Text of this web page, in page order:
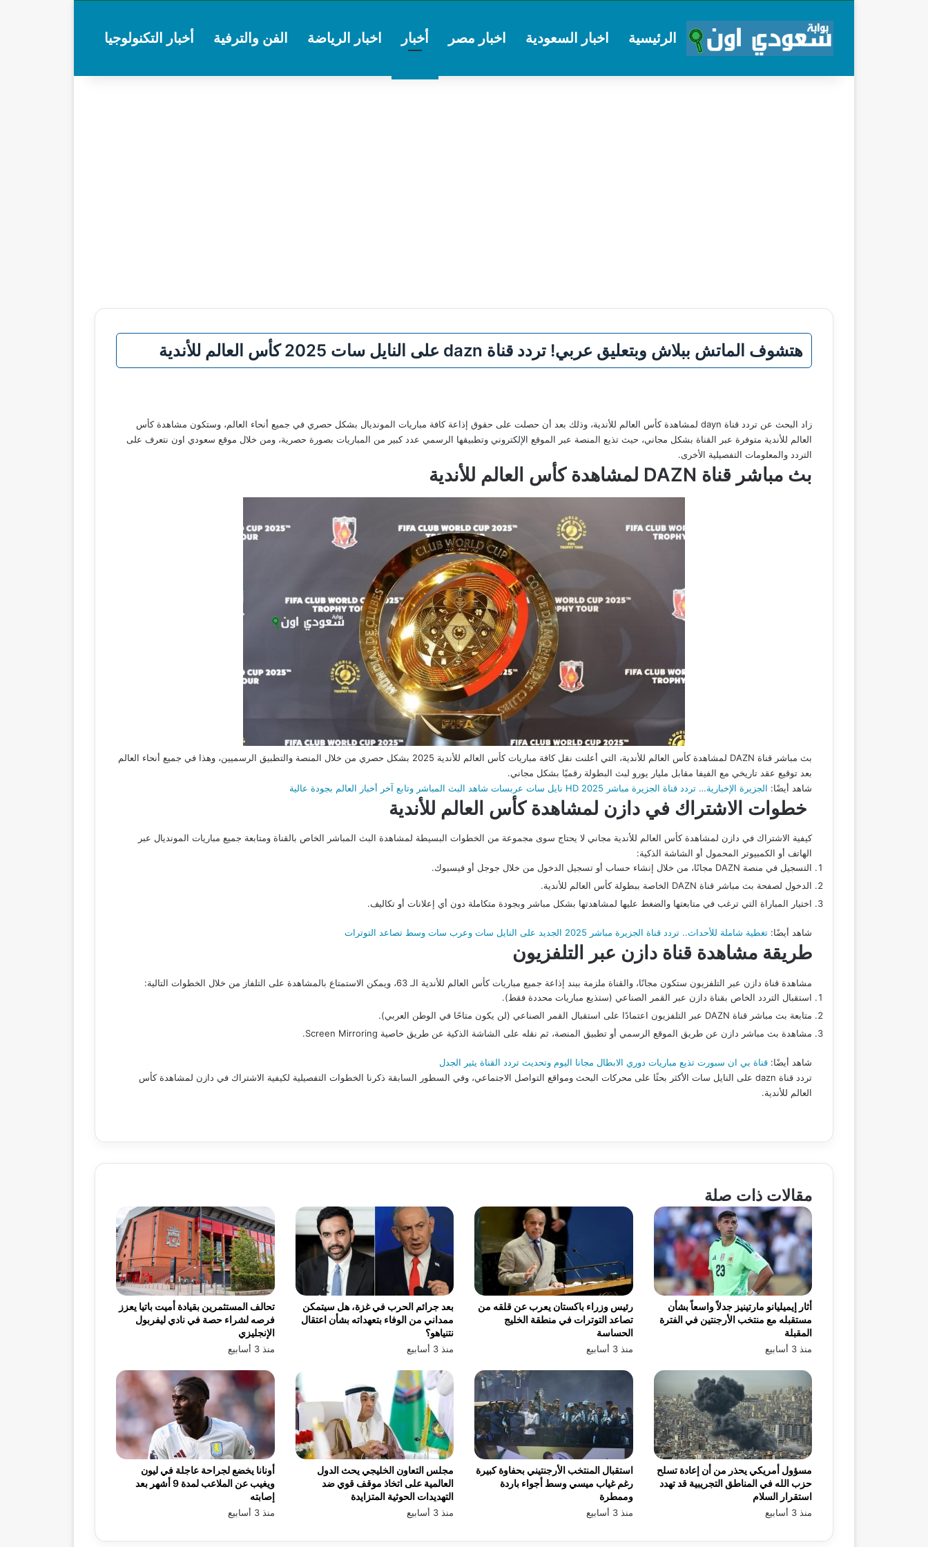
الرئيسية اخبار السعودية اخبار مصر أخبار اخبار الرياضة الفن والترفية أخبار التكنولوجيا
هتشوف الماتش ببلاش وبتعليق عربي! تردد قناة dazn على النايل سات 2025 كأس العالم للأندية
زاد البحث عن تردد قناة dayn لمشاهدة كأس العالم للأندية، وذلك بعد أن حصلت على حقوق إذاعة كافة مباريات المونديال بشكل حصري في جميع أنحاء العالم، وستكون مشاهدة كأس
العالم للأندية متوفرة عبر القناة بشكل مجاني، حيث تذيع المنصة عبر الموقع الإلكتروني وتطبيقها الرسمي عدد كبير من المباريات بصورة حصرية، ومن خلال موقع سعودي اون نتعرف على
التردد والمعلومات التفصيلية الأخرى.
بث مباشر قناة DAZN لمشاهدة كأس العالم للأندية
بث مباشر قناة DAZN لمشاهدة كأس العالم للأندية، التي أعلنت نقل كافة مباريات كأس العالم للأندية 2025 بشكل حصري من خلال المنصة والتطبيق الرسميين، وهذا في جميع أنحاء العالم
بعد توقيع عقد تاريخي مع الفيفا مقابل مليار يورو لبث البطولة رقميًا بشكل مجاني.
شاهد أيضًا: الجزيرة الإخبارية… تردد قناة الجزيرة مباشر HD 2025 نايل سات عربسات شاهد البث المباشر وتابع آخر أخبار العالم بجودة عالية
خطوات الاشتراك في دازن لمشاهدة كأس العالم للأندية
كيفية الاشتراك في دازن لمشاهدة كأس العالم للأندية مجاني لا يحتاج سوى مجموعة من الخطوات البسيطة لمشاهدة البث المباشر الخاص بالقناة ومتابعة جميع مباريات المونديال عبر
الهاتف أو الكمبيوتر المحمول أو الشاشة الذكية:
التسجيل في منصة DAZN مجانًا، من خلال إنشاء حساب أو تسجيل الدخول من خلال جوجل أو فيسبوك.
الدخول لصفحة بث مباشر قناة DAZN الخاصة ببطولة كأس العالم للأندية.
اختيار المباراة التي ترغب في متابعتها والضغط عليها لمشاهدتها بشكل مباشر وبجودة متكاملة دون أي إعلانات أو تكاليف.
شاهد أيضًا: تغطية شاملة للأحداث.. تردد قناة الجزيرة مباشر 2025 الجديد على النايل سات وعرب سات وسط تصاعد التوترات
طريقة مشاهدة قناة دازن عبر التلفزيون
مشاهدة قناة دازن عبر التلفزيون ستكون مجانًا، والقناة ملزمة ببند إذاعة جميع مباريات كأس العالم للأندية الـ 63، ويمكن الاستمتاع بالمشاهدة على التلفاز من خلال الخطوات التالية:
استقبال التردد الخاص بقناة دازن عبر القمر الصناعي (ستذيع مباريات محددة فقط).
متابعة بث مباشر قناة DAZN عبر التلفزيون اعتمادًا على استقبال القمر الصناعي (لن يكون متاحًا في الوطن العربي).
مشاهدة بث مباشر دازن عن طريق الموقع الرسمي أو تطبيق المنصة، ثم نقله على الشاشة الذكية عن طريق خاصية Screen Mirroring.
شاهد أيضًا: قناة بي ان سبورت تذيع مباريات دوري الابطال مجانا اليوم وتحديث تردد القناة يثير الجدل
تردد قناة dazn على النايل سات الأكثر بحثًا على محركات البحث ومواقع التواصل الاجتماعي، وفي السطور السابقة ذكرنا الخطوات التفصيلية لكيفية الاشتراك في دازن لمشاهدة كأس
العالم للأندية.
مقالات ذات صلة
تحالف المستثمرين بقيادة أميت باتيا يعزز
فرصه لشراء حصة في نادي ليفربول
الإنجليزي
منذ 3 أسابيع
بعد جرائم الحرب في غزة، هل سيتمكن
ممداني من الوفاء بتعهداته بشأن اعتقال
نتنياهو؟
منذ 3 أسابيع
رئيس وزراء باكستان يعرب عن قلقه من
تصاعد التوترات في منطقة الخليج
الحساسة
منذ 3 أسابيع
أثار إيميليانو مارتينيز جدلاً واسعاً بشأن
مستقبله مع منتخب الأرجنتين في الفترة
المقبلة
منذ 3 أسابيع
أونانا يخضع لجراحة عاجلة في ليون
ويغيب عن الملاعب لمدة 9 أشهر بعد
إصابته
منذ 3 أسابيع
مجلس التعاون الخليجي يحث الدول
العالمية على اتخاذ موقف قوي ضد
التهديدات الحوثية المتزايدة
منذ 3 أسابيع
استقبال المنتخب الأرجنتيني بحفاوة كبيرة
رغم غياب ميسي وسط أجواء باردة
وممطرة
منذ 3 أسابيع
مسؤول أمريكي يحذر من أن إعادة تسلح
حزب الله في المناطق التجريبية قد تهدد
استقرار السلام
منذ 3 أسابيع